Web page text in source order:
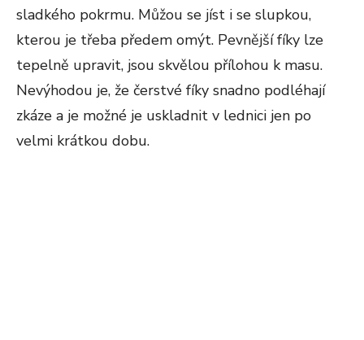
sladkého pokrmu. Můžou se jíst i se slupkou,
kterou je třeba předem omýt. Pevnější fíky lze
tepelně upravit, jsou skvělou přílohou k masu.
Nevýhodou je, že čerstvé fíky snadno podléhají
zkáze a je možné je uskladnit v lednici jen po
velmi krátkou dobu.